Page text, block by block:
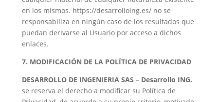
en los mismos. https://desarrolloing.es/ no se
responsabiliza en ningún caso de los resultados que
puedan derivarse al Usuario por acceso a dichos
enlaces.
7. MODIFICACIÓN DE LA POLÍTICA DE PRIVACIDAD
DESARROLLO DE INGENIERIA SAS – Desarrollo ING.
se reserva el derecho a modificar su Política de